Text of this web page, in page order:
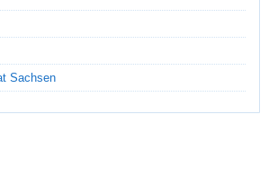
‚Terminus‘ mit unserem GeoSN
Sachsen